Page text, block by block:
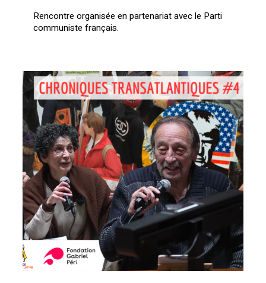
Rencontre organisée en partenariat avec le Parti
communiste français.